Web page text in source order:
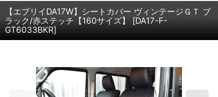
【エブリイDA17W】シートカバー ヴィンテージＧＴ ブ
ラック/赤ステッチ【160サイズ】
[DA17-F-
GT6033BKR]